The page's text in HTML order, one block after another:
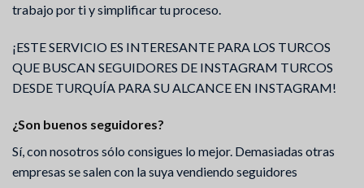
trabajo por ti y simplificar tu proceso.
¡ESTE SERVICIO ES INTERESANTE PARA LOS TURCOS
QUE BUSCAN SEGUIDORES DE INSTAGRAM TURCOS
DESDE TURQUÍA PARA SU ALCANCE EN INSTAGRAM!
¿Son buenos seguidores?
Sí, con nosotros sólo consigues lo mejor. Demasiadas otras
empresas se salen con la suya vendiendo seguidores